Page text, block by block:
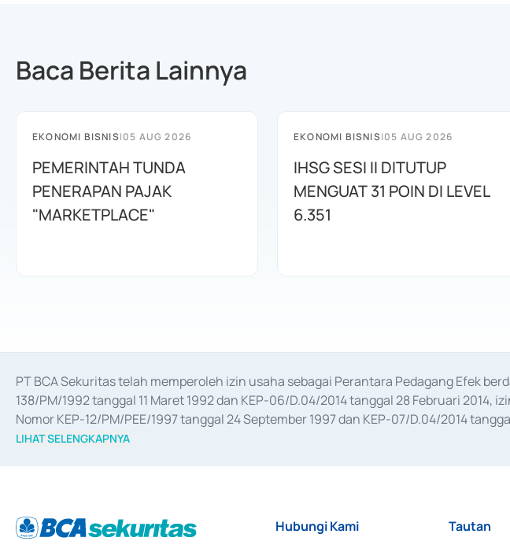
Baca Berita Lainnya
EKONOMI BISNIS|05 AUG 2026
PEMERINTAH TUNDA
PENERAPAN PAJAK
"MARKETPLACE"
EKONOMI BISNIS|05 AUG 2026
IHSG SESI II DITUTUP
MENGUAT 31 POIN DI LEVEL
6.351
PT BCA Sekuritas telah memperoleh izin usaha sebagai Perantara Pedagang Efek
138/PM/1992 tanggal 11 Maret 1992 dan KEP-06/D.04/2014 tanggal 28 Februari
Nomor KEP-12/PM/PEE/1997 tanggal 24 September 1997 dan KEP-07/D.04/2014
merger, akuisisi, divestasi, dan
LIHAT SELENGKAPNYA
Hubungi Kami Tautan